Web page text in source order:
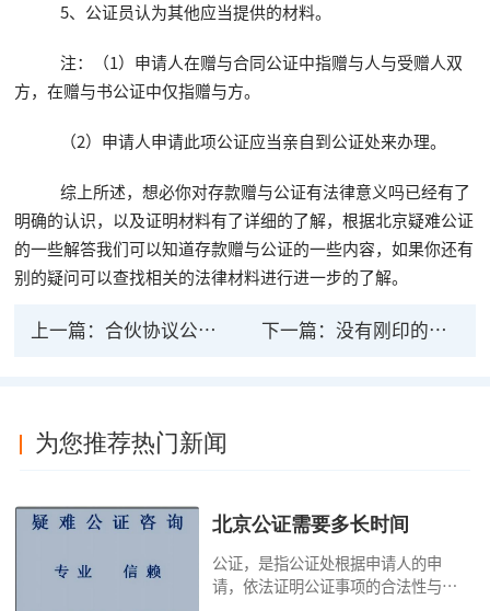
5、公证员认为其他应当提供的材料。
注：（1）申请人在赠与合同公证中指赠与人与受赠人双
方，在赠与书公证中仅指赠与方。
（2）申请人申请此项公证应当亲自到公证处来办理。
综上所述，想必你对存款赠与公证有法律意义吗已经有了
明确的认识，以及证明材料有了详细的了解，根据北京疑难公证
的一些解答我们可以知道存款赠与公证的一些内容，如果你还有
别的疑问可以查找相关的法律材料进行进一步的了解。
上一篇： 合伙协议公证有法律效力么 合伙协议的效力如何 下一篇： 没有刚印的公证书有法律效力吗 公证书样本是怎
为您推荐热门新闻
北京公证需要多长时间
公证，是指公证处根据申请人的申
请，依法证明公证事项的合法性与真